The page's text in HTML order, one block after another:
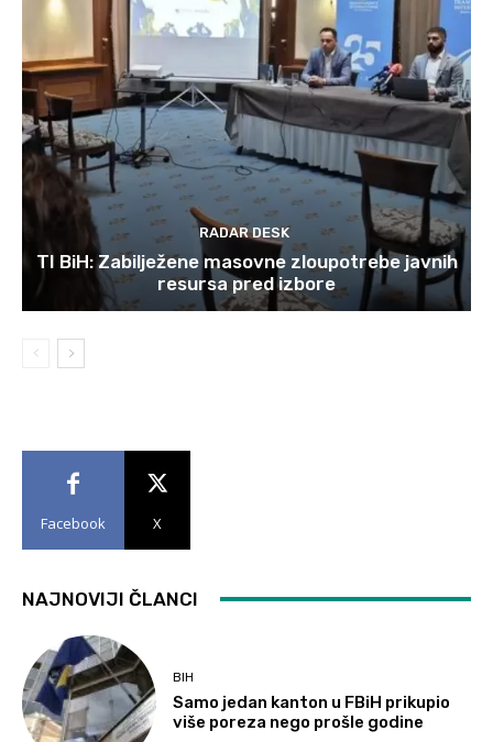
RADAR DESK
TI BiH: Zabilježene masovne zloupotrebe javnih
resursa pred izbore
Facebook X
NAJNOVIJI ČLANCI
BIH
Samo jedan kanton u FBiH prikupio
više poreza nego prošle godine